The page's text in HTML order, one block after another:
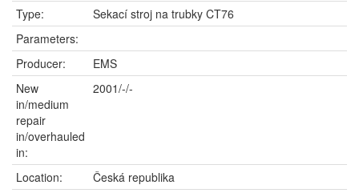
Type:
Sekací stroj na trubky CT76
Parameters:
Producer:
EMS
New
in/medium
repair
in/overhauled
in:
2001/-/-
Location:
Česká republika